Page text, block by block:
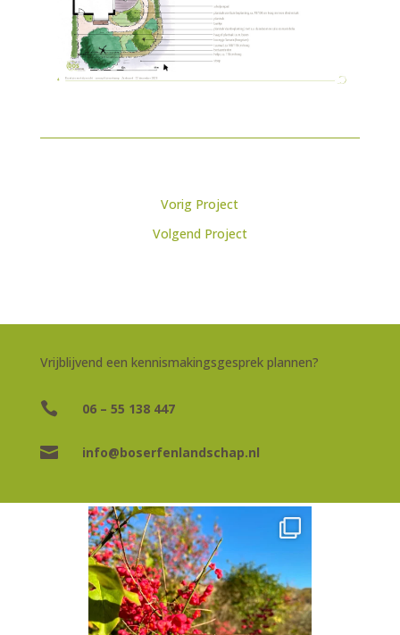
Vorig Project
Volgend Project
Vrijblijvend een kennismakingsgesprek plannen?
 06 – 55 138 447
 info@boserfenlandschap.nl